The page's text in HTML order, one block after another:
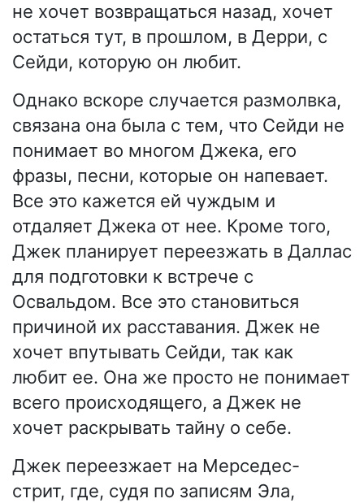
не хочет возвращаться назад, хочет
остаться тут, в прошлом, в Дерри, с
Сейди, которую он любит.
Однако вскоре случается размолвка,
связана она была с тем, что Сейди не
понимает во многом Джека, его
фразы, песни, которые он напевает.
Все это кажется ей чуждым и
отдаляет Джека от нее. Кроме того,
Джек планирует переезжать в Даллас
для подготовки к встрече с
Освальдом. Все это становиться
причиной их расставания. Джек не
хочет впутывать Сейди, так как
любит ее. Она же просто не понимает
всего происходящего, а Джек не
хочет раскрывать тайну о себе.
Джек переезжает на Мерседес-
стрит, где, судя по записям Эла,